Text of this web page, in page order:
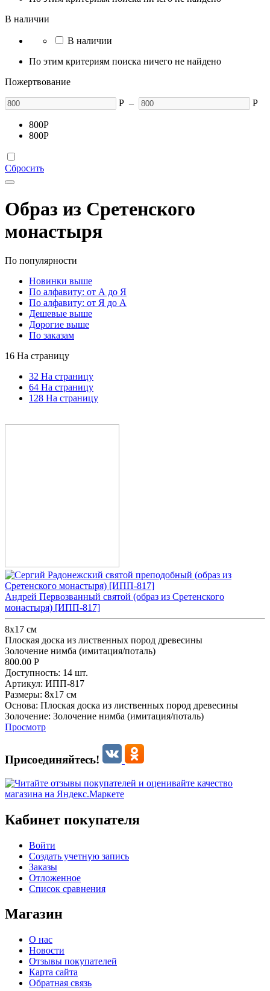
В наличии
В наличии
По этим критериям поиска ничего не найдено
Пожертвование
Р – Р
800Р
800Р
Сбросить
Образ из Сретенского
монастыря
По популярности
Новинки выше
По алфавиту: от А до Я
По алфавиту: от Я до А
Дешевые выше
Дорогие выше
По заказам
16 На страницу
32 На страницу
64 На страницу
128 На страницу
Андрей Первозванный святой (образ из Сретенского
монастыря) [ИПП-817]
8x17 см
Плоская доска из лиственных пород древесины
Золочение нимба (имитация/поталь)
800.00 Р
Доступность: 14 шт.
Артикул: ИПП-817
Размеры: 8x17 см
Основа: Плоская доска из лиственных пород древесины
Золочение: Золочение нимба (имитация/поталь)
Просмотр
Присоединяйтесь!
Кабинет покупателя
Войти
Создать учетную запись
Заказы
Отложенное
Список сравнения
Магазин
О нас
Новости
Отзывы покупателей
Карта сайта
Обратная связь